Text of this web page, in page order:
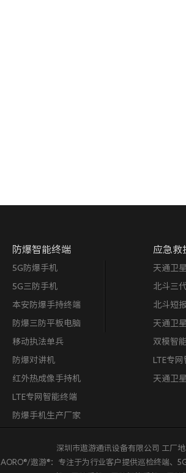
防爆智能终端
5G防爆手机
5G三防手机
本安防爆手持终端
防爆三防平板电脑
移动执法单兵
防爆对讲机
红外热成像手持机
LTE专网智能终端
防爆手机生产厂家
应急救
天通卫
北斗三
北斗短
天通卫
双模智
LTE专
天通卫
深圳市遨游通讯设备有限公司 工厂
AORO®/遨游®：专注于为行业客户提供巡检终端、